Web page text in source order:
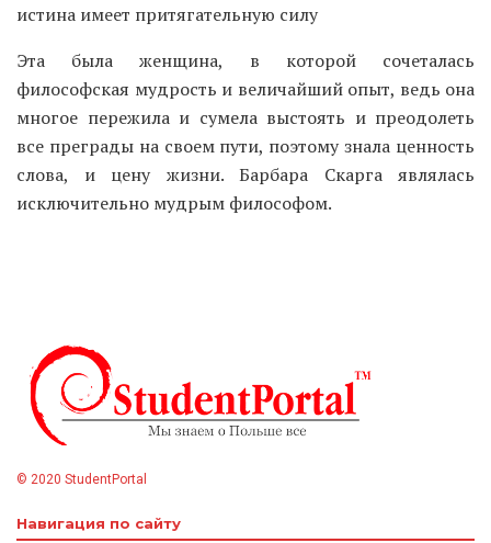
истина имеет притягательную силу
Эта была женщина, в которой сочеталась
философская мудрость и величайший опыт, ведь она
многое пережила и сумела выстоять и преодолеть
все преграды на своем пути, поэтому знала ценность
слова, и цену жизни. Барбара Скарга являлась
исключительно мудрым философом.
© 2020 StudentPortal
Навигация по сайту